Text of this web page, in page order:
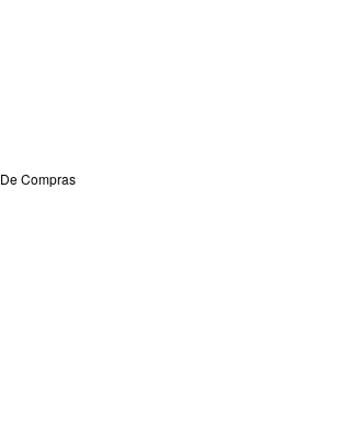
De Compras